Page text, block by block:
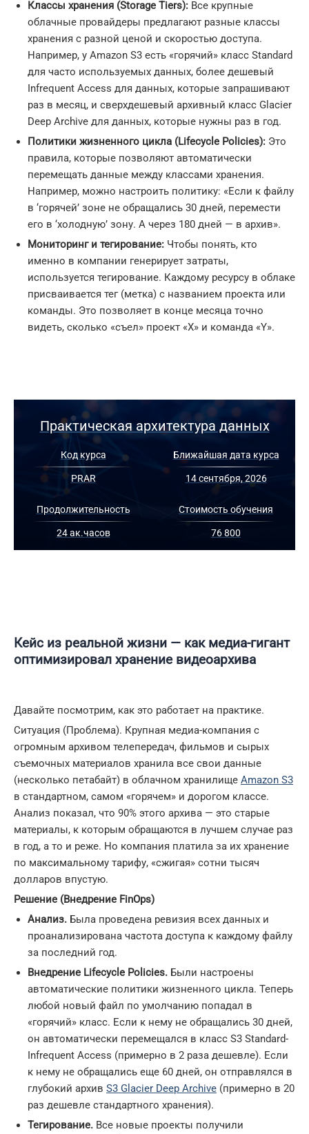
Классы хранения (Storage Tiers): Все крупные
облачные провайдеры предлагают разные классы
хранения с разной ценой и скоростью доступа.
Например, у Amazon S3 есть «горячий» класс Standard
для часто используемых данных, более дешевый
Infrequent Access для данных, которые запрашивают
раз в месяц, и сверхдешевый архивный класс Glacier
Deep Archive для данных, которые нужны раз в год.
Политики жизненного цикла (Lifecycle Policies): Это
правила, которые позволяют автоматически
перемещать данные между классами хранения.
Например, можно настроить политику: «Если к файлу
в ‘горячей’ зоне не обращались 30 дней, перемести
его в ‘холодную’ зону. А через 180 дней — в архив».
Мониторинг и тегирование: Чтобы понять, кто
именно в компании генерирует затраты,
используется тегирование. Каждому ресурсу в облаке
присваивается тег (метка) с названием проекта или
команды. Это позволяет в конце месяца точно
видеть, сколько «съел» проект «X» и команда «Y».
Практическая архитектура данных
Код курса
PRAR
Ближайшая дата курса
14 сентября, 2026
Продолжительность
24 ак.часов
Стоимость обучения
76 800
Кейс из реальной жизни — как медиа-гигант
оптимизировал хранение видеоархива
Давайте посмотрим, как это работает на практике.
Ситуация (Проблема). Крупная медиа-компания с
огромным архивом телепередач, фильмов и сырых
съемочных материалов хранила все свои данные
(несколько петабайт) в облачном хранилище Amazon S3
в стандартном, самом «горячем» и дорогом классе.
Анализ показал, что 90% этого архива — это старые
материалы, к которым обращаются в лучшем случае раз
в год, а то и реже. Но компания платила за их хранение
по максимальному тарифу, «сжигая» сотни тысяч
долларов впустую.
Решение (Внедрение FinOps)
Анализ. Была проведена ревизия всех данных и
проанализирована частота доступа к каждому файлу
за последний год.
Внедрение Lifecycle Policies. Были настроены
автоматические политики жизненного цикла. Теперь
любой новый файл по умолчанию попадал в
«горячий» класс. Если к нему не обращались 30 дней,
он автоматически перемещался в класс S3 Standard-
Infrequent Access (примерно в 2 раза дешевле). Если
к нему не обращались еще 60 дней, он отправлялся в
глубокий архив S3 Glacier Deep Archive (примерно в 20
раз дешевле стандартного хранения).
Тегирование. Все новые проекты получили